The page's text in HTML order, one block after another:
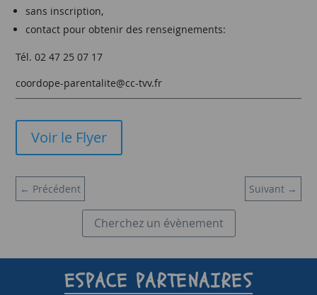
sans inscription,
contact pour obtenir des renseignements:
Tél. 02 47 25 07 17
coordope-parentalite@cc-tvv.fr
Voir le Flyer
← Précédent Suivant→
Cherchez un évènement
ESPACE PARTENAIRES